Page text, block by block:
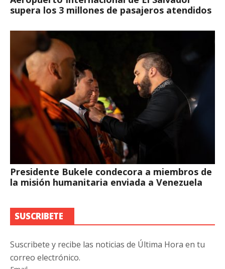
supera los 3 millones de pasajeros atendidos
Presidente Bukele condecora a miembros de
la misión humanitaria enviada a Venezuela
SUSCRIBETE
Suscribete y recibe las noticias de Última Hora en tu
correo electrónico.